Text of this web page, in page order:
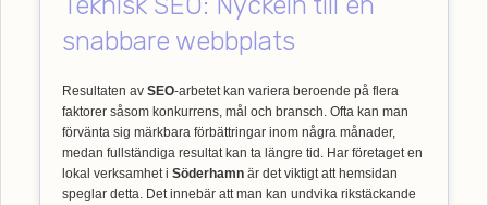
snabbare webbplats
Resultaten av SEO-arbetet kan variera beroende på flera
faktorer såsom konkurrens, mål och bransch. Ofta kan man
förvänta sig märkbara förbättringar inom några månader,
medan fullständiga resultat kan ta längre tid. Har företaget en
lokal verksamhet i Söderhamn är det viktigt att hemsidan
speglar detta. Det innebär att man kan undvika rikstäckande